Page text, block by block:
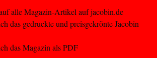
alle Magazin-Artikel auf jacobin.de
das gedruckte und preisgekrönte Jacobin
das Magazin als PDF